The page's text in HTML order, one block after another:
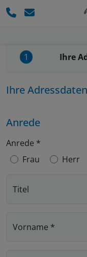
1 Ihre
Ihre Adressdaten
Anrede
Anrede *
Frau
Herr
Titel
Vorname *